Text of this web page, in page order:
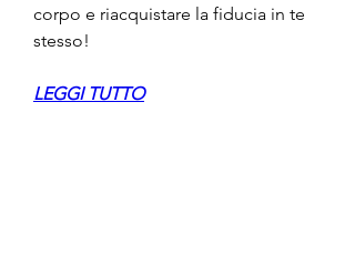
corpo e riacquistare la fiducia in te
stesso!
LEGGI TUTTO